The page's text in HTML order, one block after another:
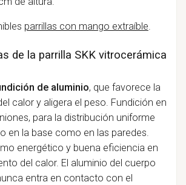
parrillas con mango extraíble.
de la parrilla SKK vitrocerámica
de aluminio, que favorece la
calor y aligera el peso. Fundición en
para la distribución uniforme
en la base como en las paredes.
energético y buena eficiencia en
del calor. El aluminio del cuerpo
entra en contacto con el